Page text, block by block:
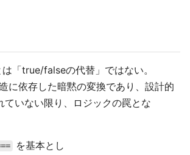
「true/falseの代替」ではない。
に依存した暗黙の変換であり、設計的
ていない限り、ロジックの罠とな
を基本とし